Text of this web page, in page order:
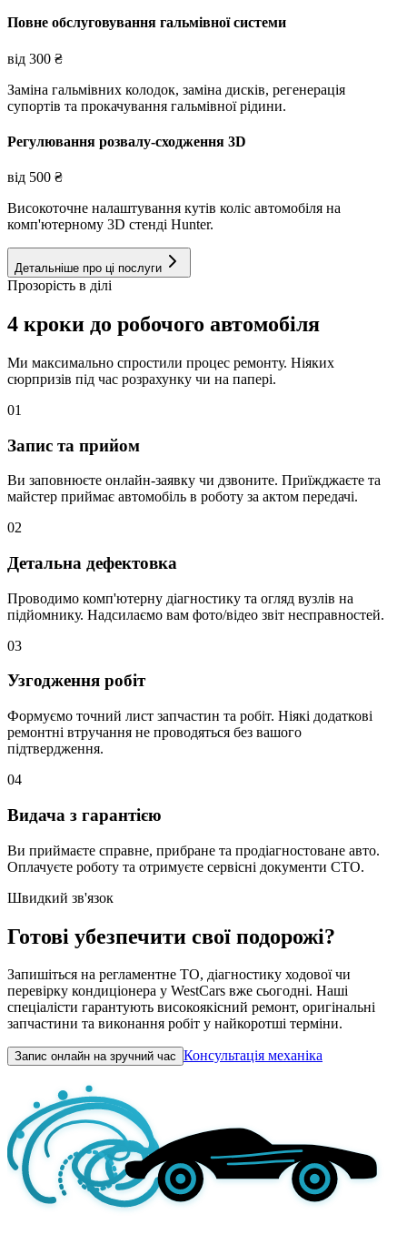
Повне обслуговування гальмівної системи
від 300 ₴
Заміна гальмівних колодок, заміна дисків, регенерація
супортів та прокачування гальмівної рідини.
Регулювання розвалу-сходження 3D
від 500 ₴
Високоточне налаштування кутів коліс автомобіля на
комп'ютерному 3D стенді Hunter.
Детальніше про ці послуги
Прозорість в ділі
4 кроки до робочого автомобіля
Ми максимально спростили процес ремонту. Ніяких
сюрпризів під час розрахунку чи на папері.
01
Запис та прийом
Ви заповнюєте онлайн-заявку чи дзвоните. Приїжджаєте та
майстер приймає автомобіль в роботу за актом передачі.
02
Детальна дефектовка
Проводимо комп'ютерну діагностику та огляд вузлів на
підйомнику. Надсилаємо вам фото/відео звіт несправностей.
03
Узгодження робіт
Формуємо точний лист запчастин та робіт. Ніякі додаткові
ремонтні втручання не проводяться без вашого
підтвердження.
04
Видача з гарантією
Ви приймаєте справне, прибране та продіагностоване авто.
Оплачуєте роботу та отримуєте сервісні документи СТО.
Швидкий зв'язок
Готові убезпечити свої подорожі?
Запишіться на регламентне ТО, діагностику ходової чи
перевірку кондиціонера у WestCars вже сьогодні. Наші
спеціалісти гарантують високоякісний ремонт, оригінальні
запчастини та виконання робіт у найкоротші терміни.
Запис онлайн на зручний час Консультація механіка